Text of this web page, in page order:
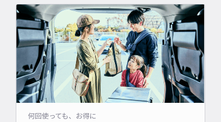
何回使っても、お得に